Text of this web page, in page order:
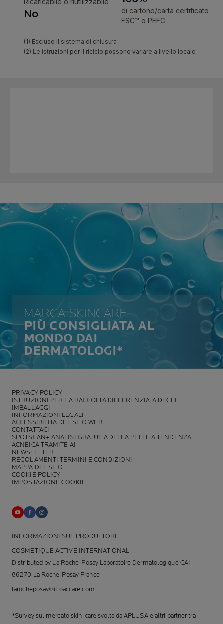
MARCA SKINCARE
PIÙ CONSIGLIATA AL
MONDO DAI
DERMATOLOGI*
PRIVACY POLICY
ISTRUZIONI PER LA RACCOLTA DIFFERENZIATA DEGLI
IMBALLAGGI
INFORMAZIONI LEGALI
ACCESSIBILITÀ DEL SITO WEB
CONTATTACI
SPOTSCAN+ ANALISI GRATUITA DELLA PELLE A TENDENZA
ACNEICA TRAMITE AI
NEWSLETTER
REGOLAMENTI TERMINI E CONDIZIONI
MAPPA DEL SITO
COOKIE POLICY
IMPOSTAZIONE COOKIE
INFORMAZIONI SUL PRODUTTORE
COSMETIQUE ACTIVE INTERNATIONAL
Distributed by La Roche-Posay Laboratoire Dermatologique CAI
86270 La Roche-Posay France
larocheposay@it.oaccare.com
*Survey sul mercato skin-care svolta da APLUSA e altri partner tra